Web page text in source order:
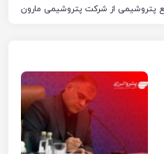
پتروشیمی از شرکت پتروشیمی مارون